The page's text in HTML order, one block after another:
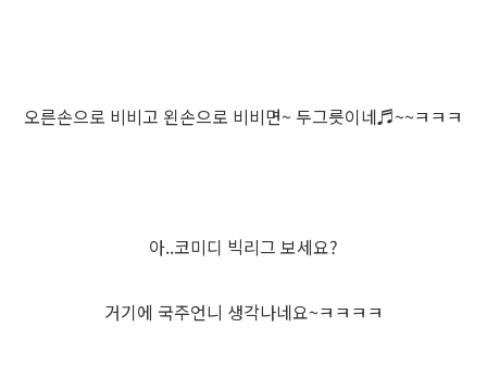
오른손으로 비비고 왼손으로 비비면~ 두그릇이네♬~~ㅋㅋㅋ
아..코미디 빅리그 보세요?
거기에 국주언니 생각나네요~ㅋㅋㅋㅋ